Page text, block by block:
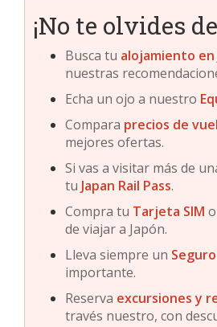
¡No te olvides
Busca tu alojamiento en
nuestras
Echa un ojo a nuestro
Compara precios de
mejores ofertas.
Si vas a visitar más de
tu Japan Rail Pass.
Compra tu Tarjeta SIM o
de viajar a Japón.
Lleva siempre un
importante.
Reserva excursiones y
través nuestro, con